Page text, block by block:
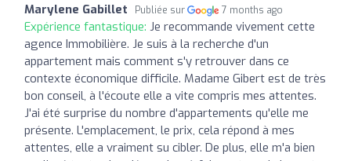
Marylene Gabillet Publiée sur 7 months ago
Expérience fantastique: Je recommande vivement cette
agence Immobilière. Je suis à la recherche d'un
appartement mais comment s'y retrouver dans ce
contexte économique difficile. Madame Gibert est de très
bon conseil, à l'écoute elle a vite compris mes attentes.
J'ai été surprise du nombre d'appartements qu'elle me
présente. L'emplacement, le prix, cela répond à mes
attentes, elle a vraiment su cibler. De plus, elle m'a bien